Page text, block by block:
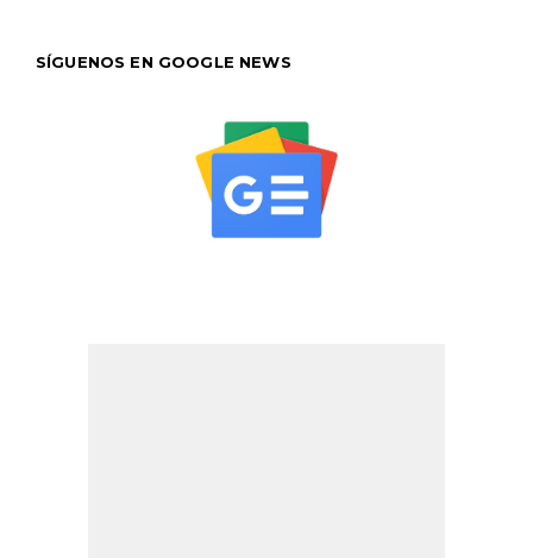
SÍGUENOS EN GOOGLE NEWS